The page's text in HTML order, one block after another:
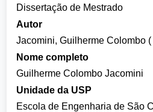
Dissertação de Mestrado
Autor
Jacomini, Guilherme Colombo (
Nome completo
Guilherme Colombo Jacomini
Unidade da USP
Escola de Engenharia de São